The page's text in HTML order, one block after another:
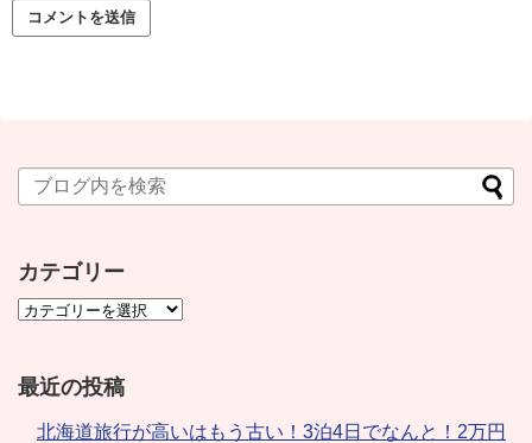
カテゴリー
最近の投稿
北海道旅行が高いはもう古い！3泊4日でなんと！2万円